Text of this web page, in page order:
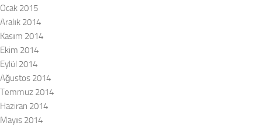
Ocak 2015
Aralık 2014
Kasım 2014
Ekim 2014
Eylül 2014
Ağustos 2014
Temmuz 2014
Haziran 2014
Mayıs 2014